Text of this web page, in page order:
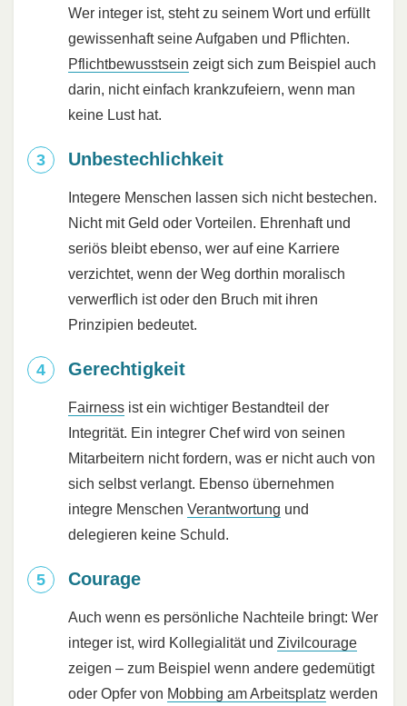
Wer integer ist, steht zu seinem Wort und erfüllt
gewissenhaft seine Aufgaben und Pflichten.
Pflichtbewusstsein zeigt sich zum Beispiel auch
darin, nicht einfach krankzufeiern, wenn man
keine Lust hat.
Unbestechlichkeit
Integere Menschen lassen sich nicht bestechen.
Nicht mit Geld oder Vorteilen. Ehrenhaft und
seriös bleibt ebenso, wer auf eine Karriere
verzichtet, wenn der Weg dorthin moralisch
verwerflich ist oder den Bruch mit ihren
Prinzipien bedeutet.
Gerechtigkeit
Fairness ist ein wichtiger Bestandteil der
Integrität. Ein integrer Chef wird von seinen
Mitarbeitern nicht fordern, was er nicht auch von
sich selbst verlangt. Ebenso übernehmen
integre Menschen Verantwortung und
delegieren keine Schuld.
Courage
Auch wenn es persönliche Nachteile bringt: Wer
integer ist, wird Kollegialität und Zivilcourage
zeigen – zum Beispiel wenn andere gedemütigt
oder Opfer von Mobbing am Arbeitsplatz werden